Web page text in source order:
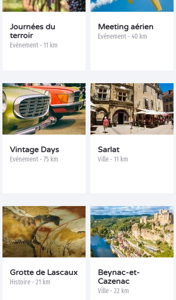
Journées du
terroir
Evénement - 11 km
Meeting aérien
Evénement - 40 km
Vintage Days
Evénement - 75 km
Sarlat
Ville - 11 km
Grotte de Lascaux
Histoire - 21 km
Beynac-et-
Cazenac
Ville - 22 km